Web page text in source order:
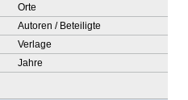
Orte
Autoren / Beteiligte
Verlage
Jahre